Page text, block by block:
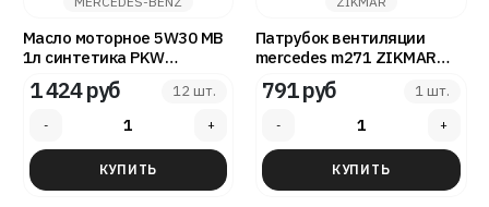
Масло моторное 5W30 MB
1л синтетика PKW
Motorenol 229.52
1 424 руб 12 шт.
Патрубок вентиляции
mercedes m271 ZIKMAR
791 руб 1 шт.